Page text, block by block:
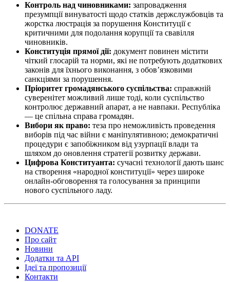
Контроль над чиновниками: запровадження
презумпції винуватості щодо статків держслужбовців та
жорстка люстрація за порушення Конституції є
критичними для подолання корупції та свавілля
чиновників.
Конституція прямої дії: документ повинен містити
чіткий глосарій та норми, які не потребують додаткових
законів для їхнього виконання, з обов’язковими
санкціями за порушення.
Пріоритет громадянського суспільства: справжній
суверенітет можливий лише тоді, коли суспільство
контролює державний апарат, а не навпаки. Республіка
— це спільна справа громадян.
Вибори як право: теза про неможливість проведення
виборів під час війни є маніпулятивною; демократичні
процедури є запобіжником від узурпації влади та
шляхом до оновлення стратегії розвитку держави.
Цифрова Конституанта: сучасні технології дають шанс
на створення «народної конституції» через широке
онлайн-обговорення та голосування за принципи
нового суспільного ладу.
DONATE
Про сайт
Новини
Додатки та API
Ідеї та пропозиції
Контакти